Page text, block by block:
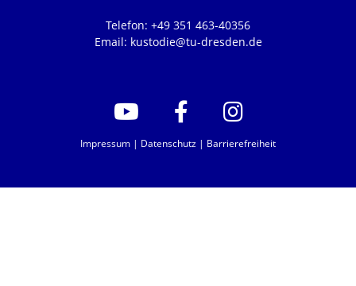
Telefon: +49 351 463-40356
Email: kustodie@tu-dresden.de
Impressum | Datenschutz | Barrierefreiheit